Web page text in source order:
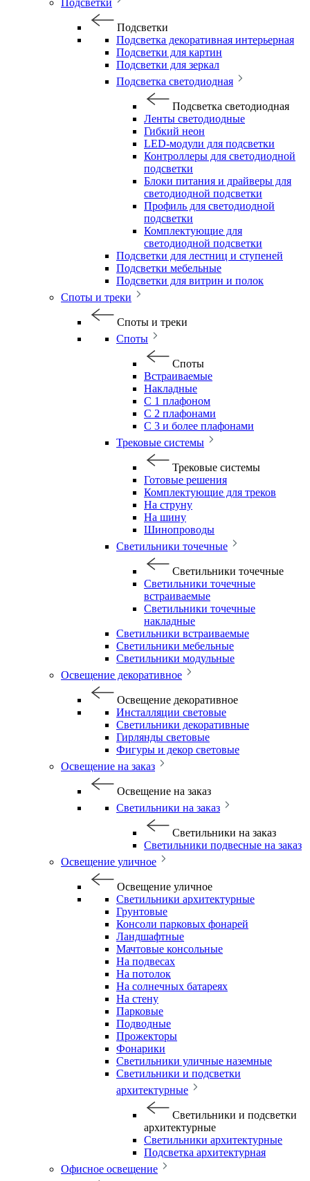
Подсветки
Подсветки
Подсветка декоративная интерьерная
Подсветки для картин
Подсветки для зеркал
Подсветка светодиодная
Подсветка светодиодная
Ленты светодиодные
Гибкий неон
LED-модули для подсветки
Контроллеры для светодиодной
подсветки
Блоки питания и драйверы для
светодиодной подсветки
Профиль для светодиодной
подсветки
Комплектующие для
светодиодной подсветки
Подсветки для лестниц и ступеней
Подсветки мебельные
Подсветки для витрин и полок
Споты и треки
Споты и треки
Споты
Споты
Встраиваемые
Накладные
С 1 плафоном
С 2 плафонами
С 3 и более плафонами
Трековые системы
Трековые системы
Готовые решения
Комплектующие для треков
На струну
На шину
Шинопроводы
Светильники точечные
Светильники точечные
Светильники точечные
встраиваемые
Светильники точечные
накладные
Светильники встраиваемые
Светильники мебельные
Светильники модульные
Освещение декоративное
Освещение декоративное
Инсталляции световые
Светильники декоративные
Гирлянды световые
Фигуры и декор световые
Освещение на заказ
Освещение на заказ
Светильники на заказ
Светильники на заказ
Светильники подвесные на заказ
Освещение уличное
Освещение уличное
Светильники архитектурные
Грунтовые
Консоли парковых фонарей
Ландшафтные
Мачтовые консольные
На подвесах
На потолок
На солнечных батареях
На стену
Парковые
Подводные
Прожекторы
Фонарики
Светильники уличные наземные
Светильники и подсветки
архитектурные
Светильники и подсветки
архитектурные
Светильники архитектурные
Подсветка архитектурная
Офисное освещение